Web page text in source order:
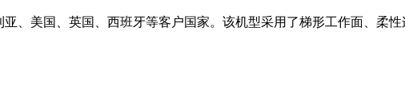
、美国、英国、西班牙等客户国家。该机型采用了梯形工作面、柔